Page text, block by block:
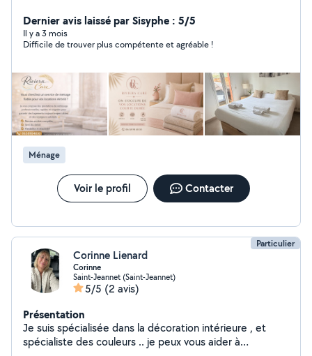
louent leur bien en courte durée. J'interviens entre
chaque séjour pour que votre logement soit toujours
impeccable à l'arrivée des voyageurs. Travail soigné,
d'intervention : Cagnes-sur-Mer, Saint-Laurent-du-Var,
Villeneuve-Loubet, Vence, Saint-Paul-de-Vence, Saint-
Jeannet et alentours. N'hésitez pas à me contacter
pour un devis.
Dernier avis laissé par Sisyphe : 5/5
Il y a 3 mois
Difficile de trouver plus compétente et agréable !
Ménage
Voir le profil Contacter
Particulier
Corinne Lienard
Corinne
Saint-Jeannet (Saint-Jeannet)
5/5 (2 avis)
Présentation
Je suis spécialisée dans la décoration intérieure , et
spécialiste des couleurs .. je peux vous aider à